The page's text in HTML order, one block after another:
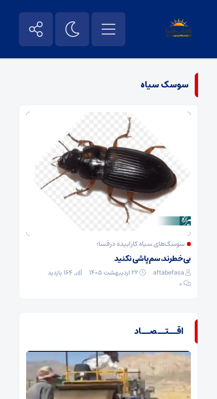
سوسک سیاه
سوسک‌های سیاه کارابیده درفسا؛
بی‌خطرند، سم‌پاشی نکنید
aftabefasa
۰
اقــتــصــاد